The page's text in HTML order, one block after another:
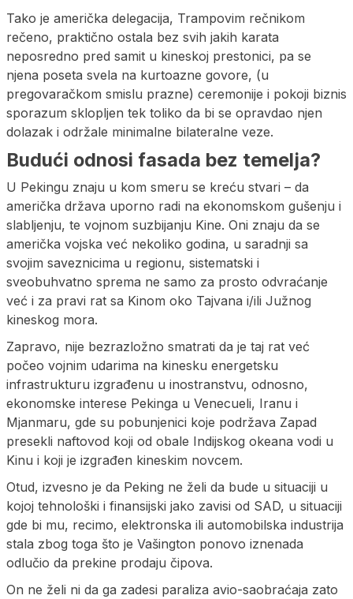
Tako je američka delegacija, Trampovim rečnikom
rečeno, praktično ostala bez svih jakih karata
neposredno pred samit u kineskoj prestonici, pa se
njena poseta svela na kurtoazne govore, (u
pregovaračkom smislu prazne) ceremonije i pokoji biznis
sporazum sklopljen tek toliko da bi se opravdao njen
dolazak i održale minimalne bilateralne veze.
Budući odnosi fasada bez temelja?
U Pekingu znaju u kom smeru se kreću stvari – da
američka država uporno radi na ekonomskom gušenju i
slabljenju, te vojnom suzbijanju Kine. Oni znaju da se
američka vojska već nekoliko godina, u saradnji sa
svojim saveznicima u regionu, sistematski i
sveobuhvatno sprema ne samo za prosto odvraćanje
već i za pravi rat sa Kinom oko Tajvana i/ili Južnog
kineskog mora.
Zapravo, nije bezrazložno smatrati da je taj rat već
počeo vojnim udarima na kinesku energetsku
infrastrukturu izgrađenu u inostranstvu, odnosno,
ekonomske interese Pekinga u Venecueli, Iranu i
Mjanmaru, gde su pobunjenici koje podržava Zapad
presekli naftovod koji od obale Indijskog okeana vodi u
Kinu i koji je izgrađen kineskim novcem.
Otud, izvesno je da Peking ne želi da bude u situaciji u
kojoj tehnološki i finansijski jako zavisi od SAD, u situaciji
gde bi mu, recimo, elektronska ili automobilska industrija
stala zbog toga što je Vašington ponovo iznenada
odlučio da prekine prodaju čipova.
On ne želi ni da ga zadesi paraliza avio-saobraćaja zato